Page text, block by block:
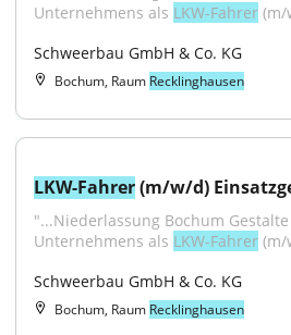
Unternehmens als LKW-Fahrer (m/​
Schweerbau GmbH & Co. KG
Bochum, Raum Recklinghausen
LKW-Fahrer (m/w/d)
"...Niederlassung Bochum
Unternehmens als LKW-Fahrer (m/​
Schweerbau GmbH & Co. KG
Bochum, Raum Recklinghausen